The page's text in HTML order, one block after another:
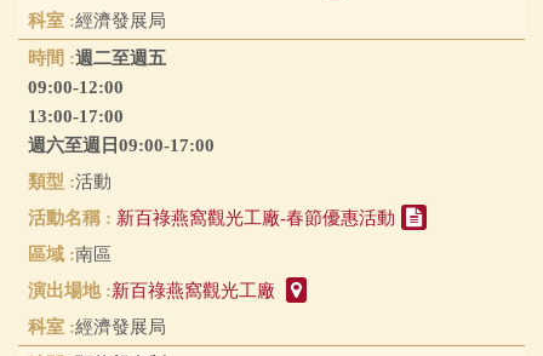
經濟發展局
週二至週五
09:00-12:00
13:00-17:00
週六至週日09:00-17:00
活動
新百祿燕窩觀光工廠-春節優惠活動
南區
新百祿燕窩觀光工廠
經濟發展局